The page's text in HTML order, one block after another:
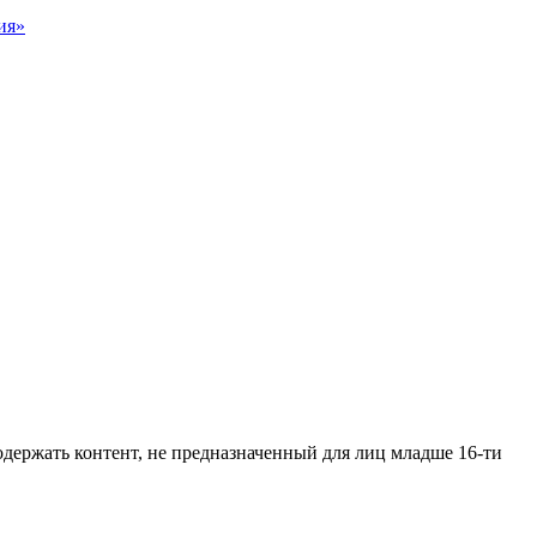
контент, не предназначенный для лиц младше 16-ти